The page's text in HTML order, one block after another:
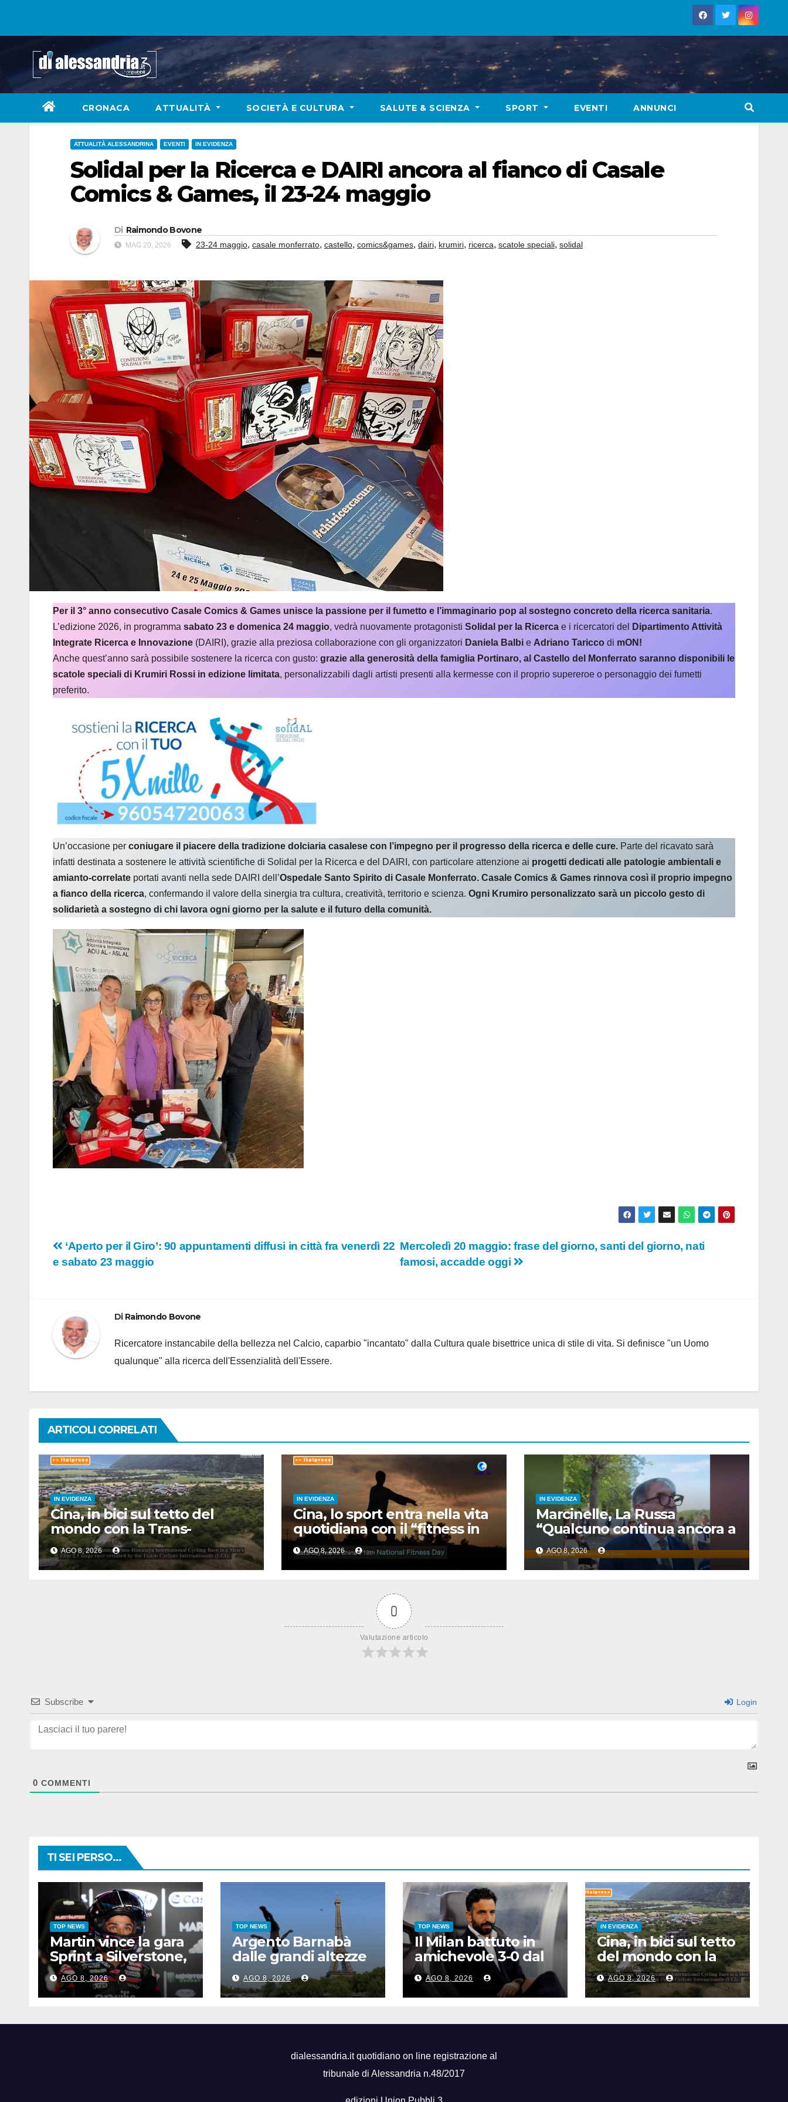
CRONACA ATTUALITÀ SOCIETÀ E CULTURA SALUTE & SCIENZA SPORT EVENTI ANNUNCI
ATTUALITÀ ALESSANDRINA EVENTI IN EVIDENZA
Solidal per la Ricerca e DAIRI ancora al fianco di Casale
Comics & Games, il 23-24 maggio
Di Raimondo Bovone
MAG 20, 2026 23-24 maggio, casale monferrato, castello, comics&games, dairi, krumiri, ricerca, scatole speciali, solidal
Per il 3° anno consecutivo Casale Comics & Games unisce la passione per il fumetto e l’immaginario pop al sostegno concreto della ricerca sanitaria.
L’edizione 2026, in programma sabato 23 e domenica 24 maggio, vedrà nuovamente protagonisti Solidal per la Ricerca e i ricercatori del
Dipartimento Attività
Integrate Ricerca e Innovazione (DAIRI), grazie alla preziosa collaborazione con gli organizzatori Daniela Balbi e Adriano Taricco di mON!
Anche quest’anno sarà possibile sostenere la ricerca con gusto: grazie alla generosità della famiglia Portinaro, al Castello del Monferrato saranno disponibili le
scatole speciali di Krumiri Rossi in edizione limitata, personalizzabili dagli artisti presenti alla kermesse con il proprio supereroe o personaggio dei fumetti
preferito.
Un’occasione per coniugare il piacere della tradizione dolciaria casalese con l’impegno per il progresso della ricerca e delle cure. Parte del ricavato sarà
infatti destinata a sostenere le attività scientifiche di Solidal per la Ricerca e del DAIRI, con particolare attenzione ai progetti dedicati alle patologie ambientali e
amianto-correlate portati avanti nella sede DAIRI dell’Ospedale Santo Spirito di Casale Monferrato. Casale Comics & Games rinnova così il proprio impegno
a fianco della ricerca, confermando il valore della sinergia tra cultura, creatività, territorio e scienza. Ogni Krumiro personalizzato sarà un piccolo gesto di
solidarietà a sostegno di chi lavora ogni giorno per la salute e il futuro della comunità.
Navigazione
Mercoledì 20 maggio: frase del giorno, santi del giorno, nati
famosi, accadde oggi
‘Aperto per il Giro’: 90 appuntamenti diffusi in città fra venerdì 22
e sabato 23 maggio
Di Raimondo Bovone
Ricercatore instancabile della bellezza nel Calcio, caparbio "incantato" dalla Cultura quale bisettrice unica di stile di vita. Si definisce "un Uomo
qualunque" alla ricerca dell'Essenzialità dell'Essere.
ARTICOLI CORRELATI
IN EVIDENZA
Cina, in bici sul tetto del
mondo con la Trans-
Himalaya Race
AGO 8, 2026
IN EVIDENZA
Cina, lo sport entra nella vita
quotidiana con il “fitness in
15 minuti”
AGO 8, 2026
IN EVIDENZA
Marcinelle, La Russa
“Qualcuno continua ancora a
voltare le spalle”
AGO 8, 2026
0
Valutazione articolo
Subscribe Login
0 COMMENTI
TI SEI PERSO...
TOP NEWS
Martin vince la gara
Sprint a Silverstone,
preceduti Ogura e
Bezzecchi
AGO 8, 2026
TOP NEWS
Argento Barnabà
dalle grandi altezze
agli Europei, bis
azzurro dopo
Cosetti
AGO 8, 2026
TOP NEWS
Il Milan battuto in
amichevole 3-0 dal
Chelsea
AGO 8, 2026
IN EVIDENZA
Cina, in bici sul tetto
del mondo con la
Trans-Himalaya
Race
AGO 8, 2026
dialessandria.it quotidiano on line registrazione al
tribunale di Alessandria n.48/2017